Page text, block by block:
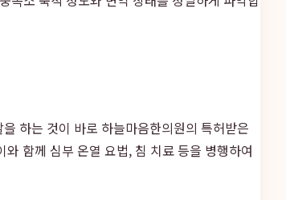
하는 것이 바로 하늘마음한의원의 특허받은
함께 심부 온열 요법, 침 치료 등을 병행하여